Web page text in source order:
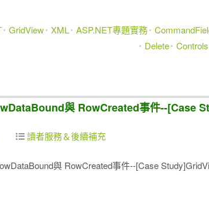
GridView XML ASP.NET專題實務
Delete Controls
與 RowCreated事件--[Case
讀者服務＆後續補充
與 RowCreated事件--[Case